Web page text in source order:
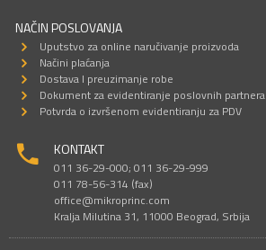
NAČIN POSLOVANJA
Uputstvo za online naručivanje proizvoda
Načini plaćanja
Dostava I preuzimanje robe
Dokument za evidentiranje poslovnih partnera
Potvrda o izvršenom evidentiranju za PDV
KONTAKT
011 36-29-000; 011 36-29-999
011 78-56-314 (fax)
office@mikroprinc.com
Kralja Milutina 31, 11000 Beograd, Srbija